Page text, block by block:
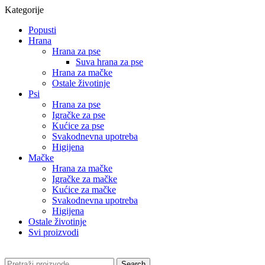
Kategorije
Popusti
Hrana
Hrana za pse
Suva hrana za pse
Hrana za mačke
Ostale životinje
Psi
Hrana za pse
Igračke za pse
Kućice za pse
Svakodnevna upotreba
Higijena
Mačke
Hrana za mačke
Igračke za mačke
Kućice za mačke
Svakodnevna upotreba
Higijena
Ostale životinje
Svi proizvodi